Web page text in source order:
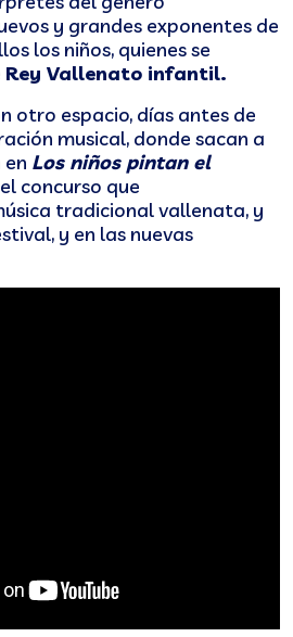
y grandes exponentes de
los niños, quienes se
Rey Vallenato infantil.
otro espacio, días antes de
musical, donde sacan a
Los niños pintan el
concurso que
tradicional vallenata, y
y en las nuevas